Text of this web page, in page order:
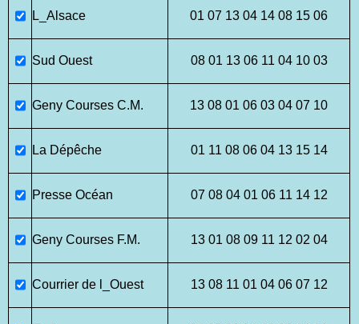
L_Alsace 01 07 13 04 14 08 15 06
Sud Ouest 08 01 13 06 11 04 10 03
Geny Courses C.M. 13 08 01 06 03 04 07 10
La Dépêche 01 11 08 06 04 13 15 14
Presse Océan 07 08 04 01 06 11 14 12
Geny Courses F.M. 13 01 08 09 11 12 02 04
Courrier de l_Ouest 13 08 11 01 04 06 07 12